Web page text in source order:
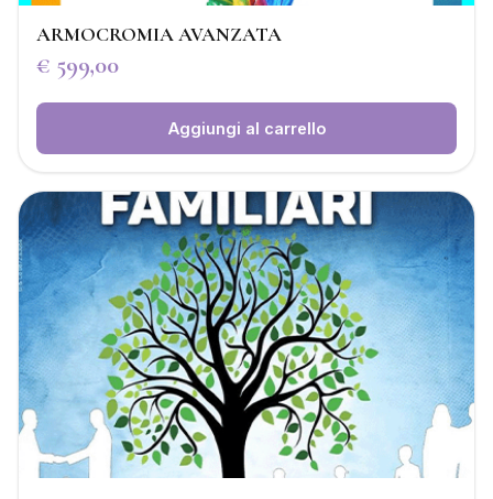
ARMOCROMIA AVANZATA
€ 599,00
Aggiungi al carrello